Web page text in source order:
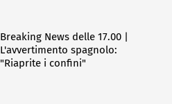
Breaking News delle 17.00 |
L'avvertimento spagnolo:
"Riaprite i confini"